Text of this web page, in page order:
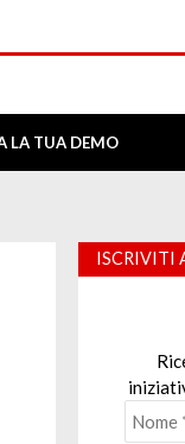
LA TUA DEMO
ISCRIVITI